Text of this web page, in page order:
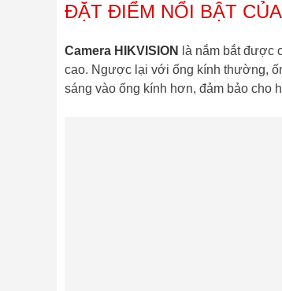
ĐẶT ĐIỂM NỔI BẬT
Camera HIKVISION
là nắm bắt được
cao. Ngược lại với ống kính thường,
sáng vào ống kính hơn, đảm bảo cho